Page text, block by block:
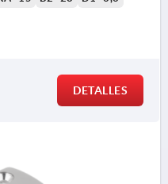
ojo de llave
albura
DETALLES